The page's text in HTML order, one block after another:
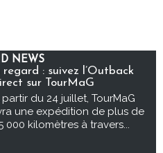
NEWS
: suivez l’Outback
sur TourMaG
partir du 24 juillet, TourMaG
une expédition de plus de
000 kilomètres à travers...